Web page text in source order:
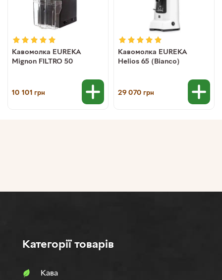
Кавомолка EUREKA
Mignon FILTRO 50
10 101 грн
Кавомолка EUREKA
Helios 65 (Bianco)
29 070 грн
Категорії товарів
Кава